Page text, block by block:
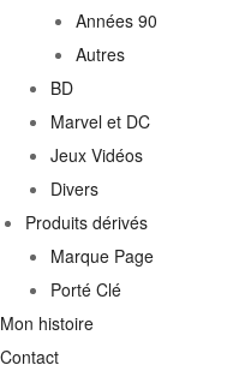
Années 90
Autres
BD
Marvel et DC
Jeux Vidéos
Divers
Produits dérivés
Marque Page
Porté Clé
Mon histoire
Contact